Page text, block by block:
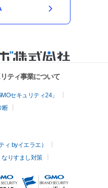
ティ事業について
セキュリティ24」
断
byイエラエ）
なりすまし対策